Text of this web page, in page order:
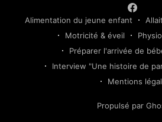
Alimentation du jeune enfant
Motricité & éveil
Préparer l'arrivée de
Interview "Une histoire de
Mentions
Propulsé par